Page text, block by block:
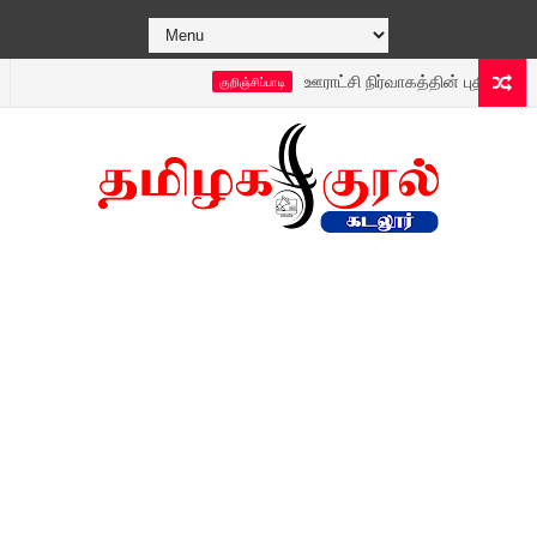
குறிஞ்சிப்பாடி ஊராட்சி நிர்வாகத்தின் புதிய